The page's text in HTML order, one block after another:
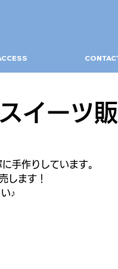
イーツ販
手作りしています。
します！
♪